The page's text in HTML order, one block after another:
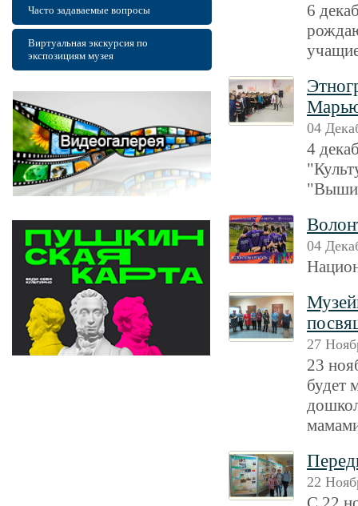
Часто задаваемые вопросы
Виртуальная экскурсия по
экспозициям музея
6
04
4
04
27
23
будет
22